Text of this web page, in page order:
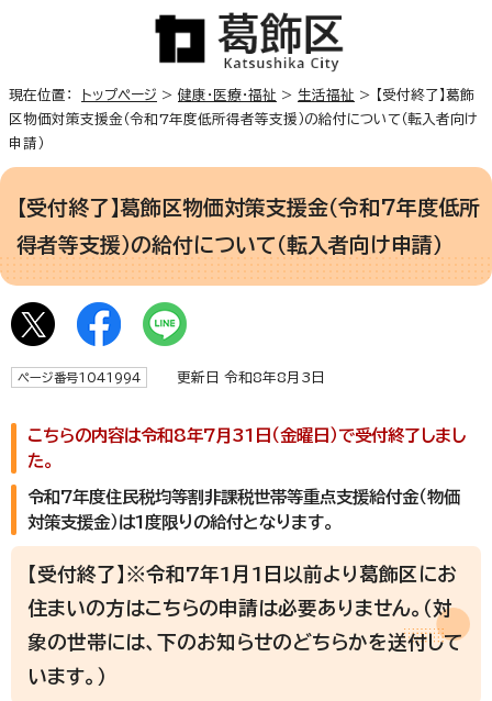
現在位置： トップページ > 健康・医療・福祉 > 生活福祉 > 【受付終了】葛飾
区物価対策支援金（令和7年度低所得者等支援）の給付について（転入者向け
申請）
【受付終了】葛飾区物価対策支援金（令和7年度低所
得者等支援）の給付について（転入者向け申請）
ページ番号1041994 更新日 令和8年8月3日
こちらの内容は令和8年7月31日（金曜日）で受付終了しまし
た。
令和7年度住民税均等割非課税世帯等重点支援給付金（物価
対策支援金）は1度限りの給付となります。
【受付終了】※令和7年1月1日以前より葛飾区にお
住まいの方はこちらの申請は必要ありません。（対
象の世帯には、下のお知らせのどちらかを送付して
います。）